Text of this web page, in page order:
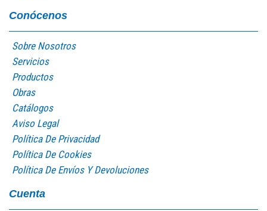
Conócenos
Sobre Nosotros
Servicios
Productos
Obras
Catálogos
Aviso Legal
Política De Privacidad
Política De Cookies
Política De Envíos Y Devoluciones
Cuenta